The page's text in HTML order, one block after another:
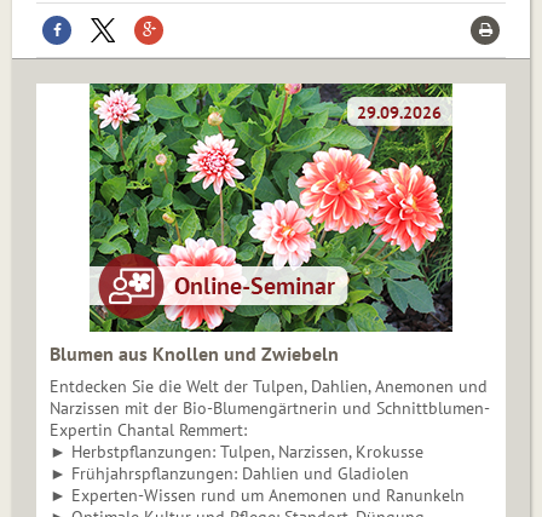
Blumen aus Knollen und Zwiebeln
Entdecken Sie die Welt der Tulpen, Dahlien, Anemonen und
Narzissen mit der Bio-Blumengärtnerin und Schnittblumen-
Expertin Chantal Remmert:
► Herbstpflanzungen: Tulpen, Narzissen, Krokusse
► Frühjahrspflanzungen: Dahlien und Gladiolen
► Experten-Wissen rund um Anemonen und Ranunkeln